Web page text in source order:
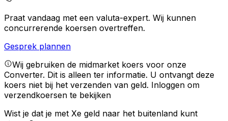
Praat vandaag met een valuta-expert. Wij kunnen
concurrerende koersen overtreffen.
Gesprek plannen
Wij gebruiken de midmarket koers voor onze
Converter. Dit is alleen ter informatie. U ontvangt deze
koers niet bij het verzenden van geld. Inloggen om
verzendkoersen te bekijken
Wist je dat je met Xe geld naar het buitenland kunt